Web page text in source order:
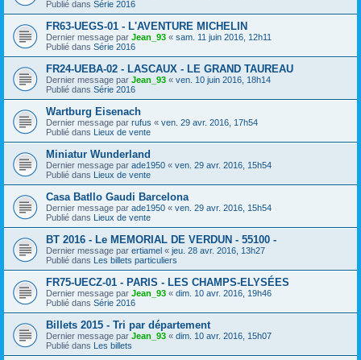
Publié dans Série 2016
FR63-UEGS-01 - L'AVENTURE MICHELIN
Dernier message par Jean_93 « sam. 11 juin 2016, 12h11
Publié dans Série 2016
FR24-UEBA-02 - LASCAUX - LE GRAND TAUREAU
Dernier message par Jean_93 « ven. 10 juin 2016, 18h14
Publié dans Série 2016
Wartburg Eisenach
Dernier message par rufus « ven. 29 avr. 2016, 17h54
Publié dans Lieux de vente
Miniatur Wunderland
Dernier message par ade1950 « ven. 29 avr. 2016, 15h54
Publié dans Lieux de vente
Casa Batllo Gaudi Barcelona
Dernier message par ade1950 « ven. 29 avr. 2016, 15h54
Publié dans Lieux de vente
BT 2016 - Le MEMORIAL DE VERDUN - 55100 -
Dernier message par ertiamel « jeu. 28 avr. 2016, 13h27
Publié dans Les billets particuliers
FR75-UECZ-01 - PARIS - LES CHAMPS-ELYSÉES
Dernier message par Jean_93 « dim. 10 avr. 2016, 19h46
Publié dans Série 2016
Billets 2015 - Tri par département
Dernier message par Jean_93 « dim. 10 avr. 2016, 15h07
Publié dans Les billets